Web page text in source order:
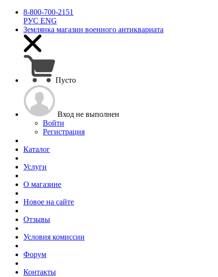
8-800-700-2151
РУС ENG
Землянка магазин военного антиквариата
Пусто
Вход не выполнен
Войти
Регистрация
Каталог
Услуги
О магазине
Новое на сайте
Отзывы
Условия комиссии
Форум
Контакты